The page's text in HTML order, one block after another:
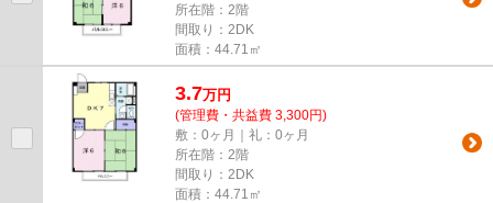
所在階：2階
間取り：2DK
面積：44.71㎡
3.7万円
(管理費・共益費 3,300円)
敷：0ヶ月｜礼：0ヶ月
所在階：2階
間取り：2DK
面積：44.71㎡